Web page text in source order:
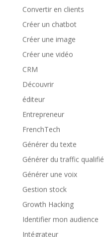
Convertir en clients
Créer un chatbot
Créer une image
Créer une vidéo
CRM
Découvrir
éditeur
Entrepreneur
FrenchTech
Générer du texte
Générer du traffic qualifié
Générer une voix
Gestion stock
Growth Hacking
Identifier mon audience
Intégrateur